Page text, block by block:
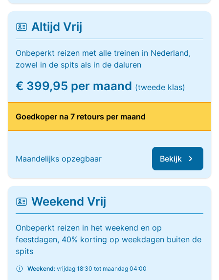
Altijd Vrij
Onbeperkt reizen met alle treinen in Nederland,
zowel in de spits als in de daluren
€ 399,95 per maand (tweede klas)
Goedkoper na 7 retours per maand
Maandelijks opzegbaar Bekijk
Weekend Vrij
Onbeperkt reizen in het weekend en op
feestdagen, 40% korting op weekdagen buiten de
spits
Weekend: vrijdag 18:30 tot maandag 04:00